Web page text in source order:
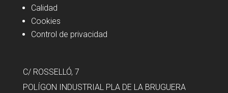
Calidad
Cookies
Control de privacidad
C/ ROSSELLÓ, 7
POLÍGON INDUSTRIAL PLA DE LA BRUGUERA